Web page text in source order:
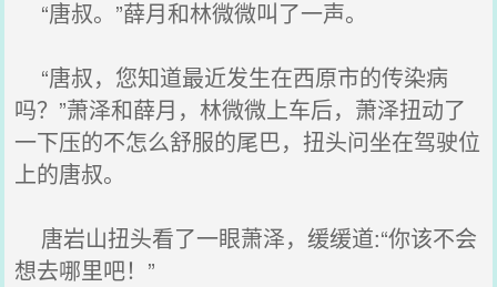
“唐叔。”薛月和林微微叫了一声。
“唐叔，您知道最近发生在西原市的传染病
吗？”萧泽和薛月，林微微上车后，萧泽扭动了
一下压的不怎么舒服的尾巴，扭头问坐在驾驶位
上的唐叔。
唐岩山扭头看了一眼萧泽，缓缓道:“你该不会
想去哪里吧！”